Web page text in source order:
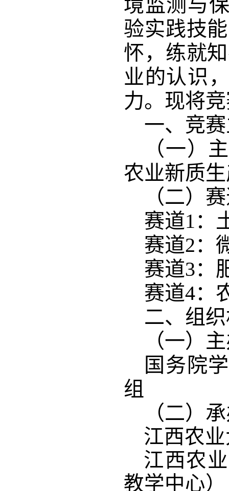
境监测与
验实践技
怀，练就
业的认识
力。现将
一、竞
（一）
农业新质
（二）
赛道1：
赛道2：
赛道3：
赛道4：
二、组
（一）
国务院
组
（二）
江西农
江西农
教学中心）